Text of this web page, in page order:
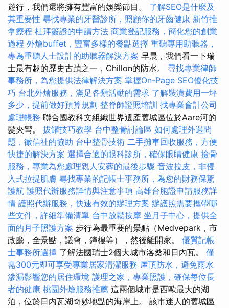
遊行，我們還將擁有豐富的娛樂節目。 了解SEO是什麼及
其重要性 尋找專業的牙醫診所，照顧你的牙齒健康 新竹推
拿療程 杜拜簽證的申請方法 商業登記服務，簡化您的創業
過程 外燴buffet，豐富多樣的餐點選擇 重聽專用助聽器，
專為重聽人士設計的助聽器解決方案 早晨，我們看一下瑞
士最有趣的歷史古蹟之一，Chillon的防水。 尋找專業律師
事務所，為您提供法律解決方案 掌握On-Page SEO優化技
巧 台北外燴服務，滿足各類活動的需求 了解裝潢費用一坪
多少，提前做好預算規劃 整脊師證照培訓 找專業會計公司
處理帳務 聯合國教科文組織世界遺產舊城區位於Aare河的
髮夾彎。 拔罐技巧教學 台中整骨討論區 如何處理外遇問
題，徵信社的協助 台中整骨技術 二手攤車回收服務，方便
快捷的解決方案 選擇合適的眼科診所，確保眼睛健康 撿骨
服務，專業為您處理親人安葬的最後步驟 音波拉皮，非侵
入式拉提肌膚 尋找專業的記帳士事務所，為您的財務保駕
護航 護照代辦服務詳情與注意事項 高雄台胞證申請服務詳
情 護照代辦服務，快速有效的辦理方案 辦護照需要攜帶哪
些文件，詳細準備清單 台中放鬆按摩 坐月子中心，提供全
面的月子照護方案 步行為最重要的景點（Medvepark，市
政廳，全景點，議會，鐘樓等），然後離開家。 優質記帳
士事務所選擇 了解法國瑞士2個大城市洛桑和日內瓦。 僅
需300元即可享受專業居家清潔服務 屋頂防水，避免雨水
滲漏影響您的居住環境 護理之家，專業照護，確保每位長
者的健康 桃園外燴服務推薦 這兩個城市是西歐最大的湖
泊，位於日內瓦湖奇妙地點的海岸上。 該市迷人的舊城區